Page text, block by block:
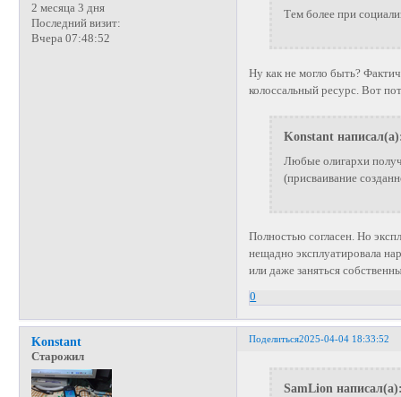
2 месяца 3 дня
Последний визит:
Вчера 07:48:52
Тем более при
Ну как не могло быть?
колоссальный ресурс. Вот
Konstant
Любые олигархи
(присваивание
Полностью согласен. Но
нещадно эксплуатировала
или даже заняться
0
Поделиться2025-04-04 18:33:52
Konstant
Старожил
SamLion